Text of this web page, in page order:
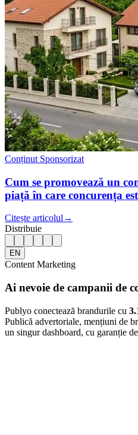
Conținut Sponsorizat
Cum se promovează un
piață în care concurența
Citește articolul →
Distribuie
EN
Content Marketing
Ai nevoie de campanii de
Publyo conectează brandurile cu
Publică advertoriale, mențiuni de
un singur dashboard, cu garanție